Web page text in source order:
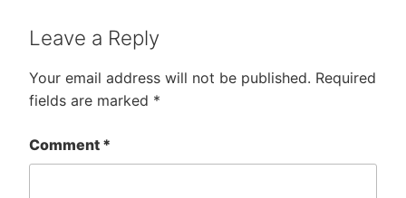
Leave a Reply
Your email address will not be published. Required
fields are marked *
Comment *